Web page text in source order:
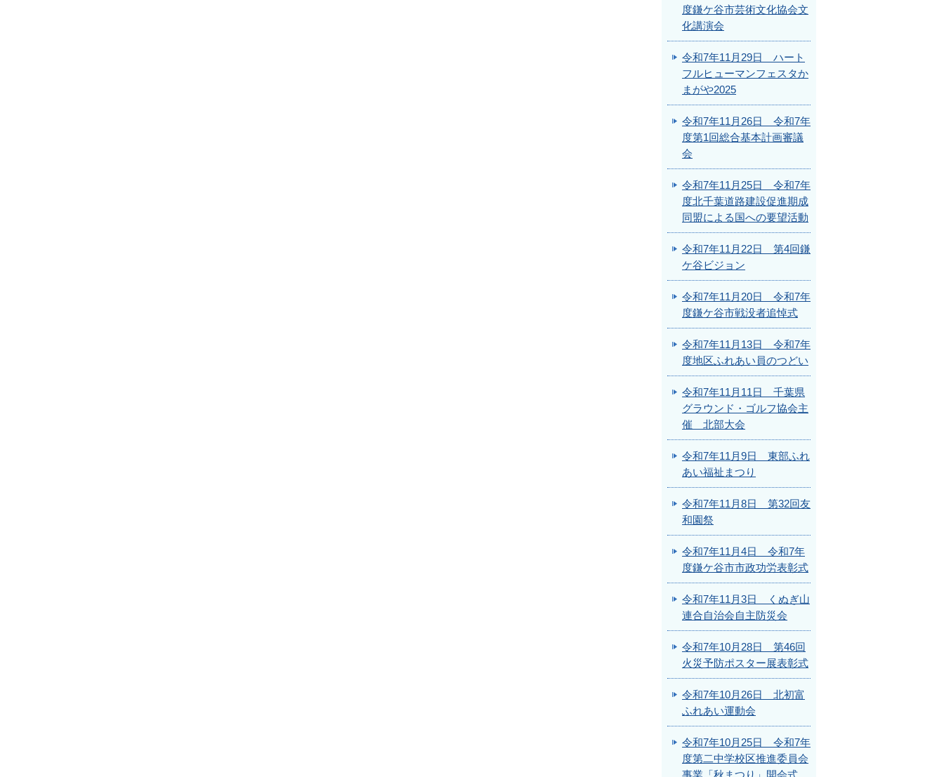
度鎌ケ谷市芸術文化協会文
化講演会
令和7年11月29日 ハート
フルヒューマンフェスタか
まがや2025
令和7年11月26日 令和7年
度第1回総合基本計画審議
会
令和7年11月25日 令和7年
度北千葉道路建設促進期成
同盟による国への要望活動
令和7年11月22日 第4回鎌
ケ谷ビジョン
令和7年11月20日 令和7年
度鎌ケ谷市戦没者追悼式
令和7年11月13日 令和7年
度地区ふれあい員のつどい
令和7年11月11日 千葉県
グラウンド・ゴルフ協会主
催 北部大会
令和7年11月9日 東部ふれ
あい福祉まつり
令和7年11月8日 第32回友
和園祭
令和7年11月4日 令和7年
度鎌ケ谷市市政功労表彰式
令和7年11月3日 くぬぎ山
連合自治会自主防災会
令和7年10月28日 第46回
火災予防ポスター展表彰式
令和7年10月26日 北初富
ふれあい運動会
令和7年10月25日 令和7年
度第二中学校区推進委員会